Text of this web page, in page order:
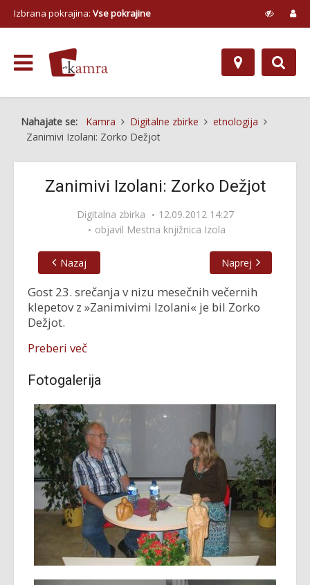
Izbrana pokrajina: Vse pokrajine
Nahajate se: Kamra Digitalne zbirke
etnologija
Zanimivi Izolani: Zorko Dežjot
Zanimivi Izolani: Zorko Dežjot
Digitalna zbirka
12.09.2012 14:27
objavil Mestna knjižnica Izola
Nazaj Naprej
Gost 23. srečanja v nizu mesečnih večernih
klepetov z »Zanimivimi Izolani« je bil Zorko
Dežjot.
Preberi več
Fotogalerija